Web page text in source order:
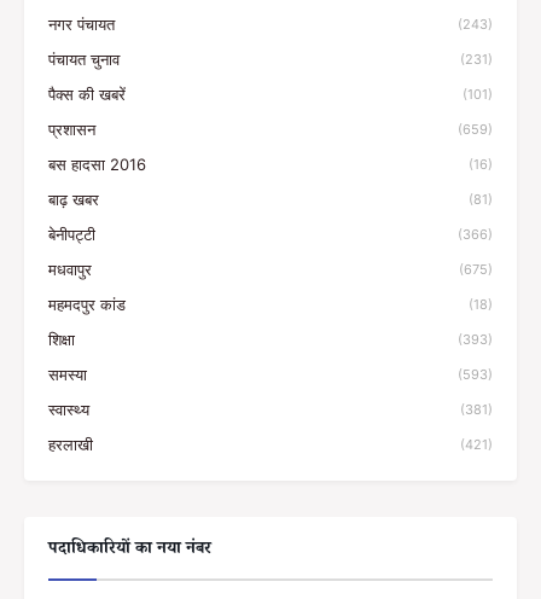
नगर पंचायत (243)
पंचायत चुनाव (231)
पैक्स की खबरें (101)
प्रशासन (659)
बस हादसा 2016 (16)
बाढ़ खबर (81)
बेनीपट्टी (366)
मधवापुर (675)
महमदपुर कांड (18)
शिक्षा (393)
समस्या (593)
स्वास्थ्य (381)
हरलाखी (421)
पदाधिकारियों का नया नंबर